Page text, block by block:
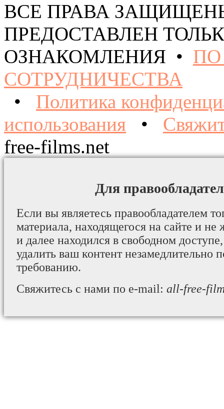
ВСЕ ПРАВА
ПРЕДОСТАВЛЕН
ОЗНАКОМЛЕНИЯ •
СОТРУДНИЧЕСТВА
• Политика
использования •
free-films.net
Для
Если вы являетесь правообладателем
материала, находящегося на сайте и не
и далее находился в свободном
удалить ваш контент незамедлительно
требованию.
Свяжитесь с нами по e-mail: all-free-